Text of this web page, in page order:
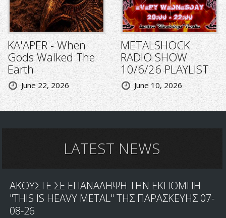
KA'APER - When
Gods Walked The
Earth
June 22, 2026
METALSHOCK
RADIO SHOW
10/6/26 PLAYLIST
June 10, 2026
LATEST NEWS
ΑΚΟΥΣΤΕ ΣΕ ΕΠΑΝΑΛΗΨΗ ΤΗΝ ΕΚΠΟΜΠΗ
"THIS IS HEAVY METAL" ΤΗΣ ΠΑΡΑΣΚΕΥΗΣ 07-
08-26